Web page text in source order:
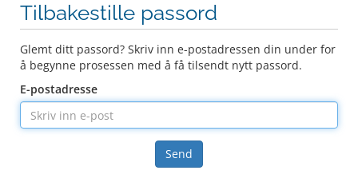
Tilbakestille passord
Glemt ditt passord? Skriv inn e-postadressen din under for
å begynne prosessen med å få tilsendt nytt passord.
E-postadresse
Send